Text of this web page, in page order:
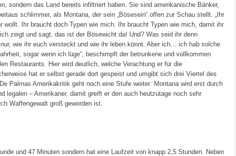
sondern das Land bereits infiltriert haben. Sie sind amerikanische Bänker,
schlimmer, als Montana, der sein „Bösesein“ offen zur Schau stellt. „Ihr
Ihr braucht doch Typen wie mich. Ihr braucht Typen wie mich, damit ihr
zeigt und sagt, das ist der Bösewicht da! Und? Was seid ihr denn
wie ihr euch versteckt und wie ihr leben könnt. Aber ich… ich hab solche
sogar wenn ich lüge“, beschimpft der betrunkene und vollkommen
Restaurants. Hier wird deutlich, welche Verachtung er für die
hat er selbst gerade dort gespeist und umgibt sich drei Viertel des
Palmas Amerikakritik geht noch eine Stufe weiter: Montana wird erst durch
legalen – Amerikaner. damit greift er den auch heutzutage noch sehr
Waffengewalt groß geworden ist.
und 47 Minuten sondern hat eine Laufzeit von knapp 2,5 Stunden. Neben